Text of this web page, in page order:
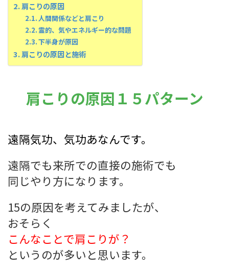
肩こりの原因
人間関係などと肩こり
霊的、気やエネルギー的な問題
下半身が原因
肩こりの原因と施術
肩こりの原因１５パターン
遠隔気功、気功あなんです。
遠隔でも来所での直接の施術でも
同じやり方になります。
15の原因を考えてみましたが、
おそらく
こんなことで肩こりが？
というのが多いと思います。